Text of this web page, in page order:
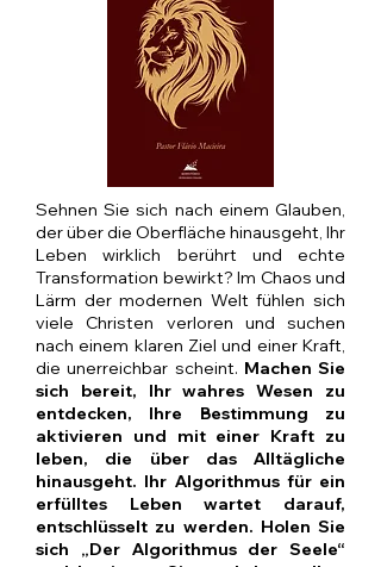
Sehnen Sie sich nach einem Glauben,
der über die Oberfläche hinausgeht, Ihr
Leben wirklich berührt und echte
Transformation bewirkt? Im Chaos und
Lärm der modernen Welt fühlen sich
viele Christen verloren und suchen
nach einem klaren Ziel und einer Kraft,
die unerreichbar scheint. Machen Sie
sich bereit, Ihr wahres Wesen zu
entdecken, Ihre Bestimmung zu
aktivieren und mit einer Kraft zu
leben, die über das Alltägliche
hinausgeht. Ihr Algorithmus für ein
erfülltes Leben wartet darauf,
entschlüsselt zu werden. Holen Sie
sich „Der Algorithmus der Seele“